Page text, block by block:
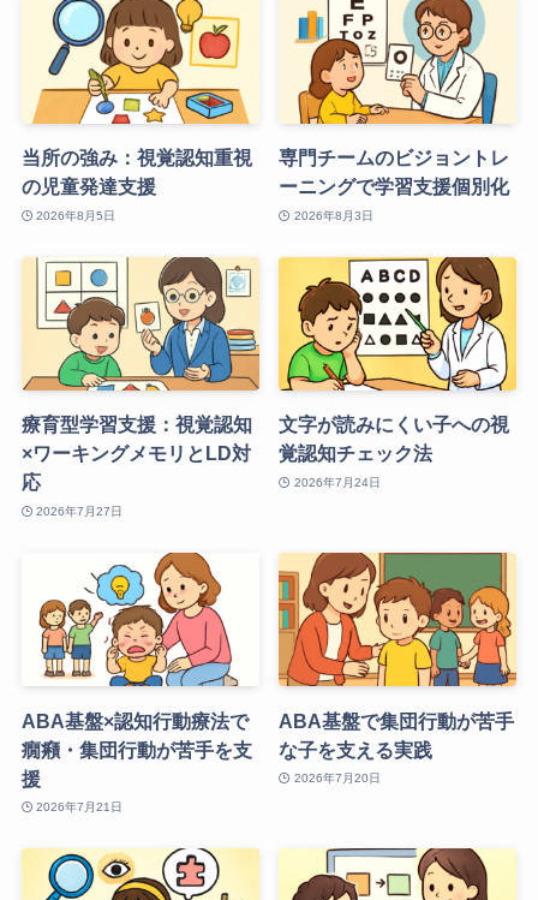
当所の強み：視覚認知重視
の児童発達支援
2026年8月5日
専門チームのビジョントレ
ーニングで学習支援個別化
2026年8月3日
療育型学習支援：視覚認知
×ワーキングメモリとLD対
応
2026年7月27日
文字が読みにくい子への視
覚認知チェック法
2026年7月24日
ABA基盤×認知行動療法で
癇癪・集団行動が苦手を支
援
2026年7月21日
ABA基盤で集団行動が苦手
な子を支える実践
2026年7月20日